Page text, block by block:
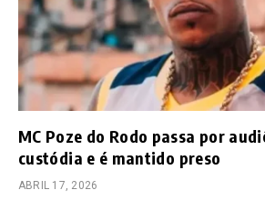
MC Poze do Rodo passa por
custódia e é mantido preso
ABRIL 17, 2026